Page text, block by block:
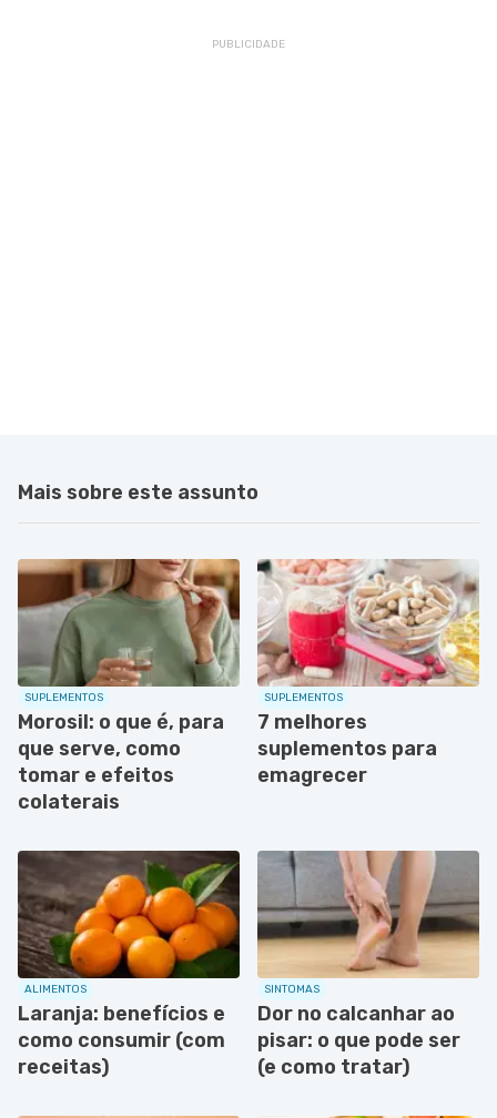
Mais sobre este assunto
SUPLEMENTOS
Morosil: o que é, para
que serve, como
tomar e efeitos
colaterais
SUPLEMENTOS
7 melhores
suplementos para
emagrecer
ALIMENTOS
Laranja: benefícios e
como consumir (com
receitas)
SINTOMAS
Dor no calcanhar ao
pisar: o que pode ser
(e como tratar)